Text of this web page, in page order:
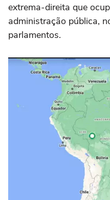
extrema-direita que
administração pública,
parlamentos.